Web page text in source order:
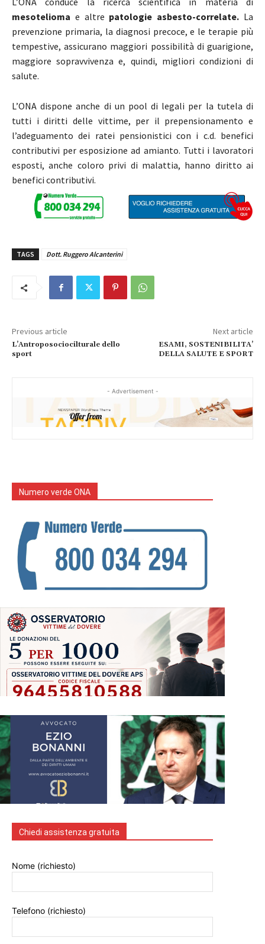
mesotelioma e altre patologie asbesto-correlate. La
prevenzione primaria, la diagnosi precoce, e le terapie più
tempestive, assicurano maggiori possibilità di guarigione,
maggiore sopravvivenza e, quindi, migliori condizioni di
salute.
L’ONA dispone anche di un pool di legali per la tutela di
tutti i diritti delle vittime, per il prepensionamento e
l’adeguamento dei ratei pensionistici con i c.d. benefici
contributivi per esposizione ad amianto. Tutti i lavoratori
esposti, anche coloro privi di malattia, hanno diritto ai
benefici contributivi.
TAGS Dott. Ruggero Alcanterini
Previous article
L’Antroposociocilturale dello
sport
Next article
ESAMI, SOSTENIBILITA’
DELLA SALUTE E SPORT
- Advertisement -
Numero verde ONA
Chiedi assistenza gratuita
Nome (richiesto)
Telefono (richiesto)